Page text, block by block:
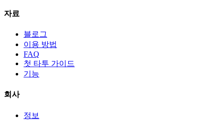
자료
블로그
이용 방법
FAQ
첫 타투 가이드
기능
회사
정보